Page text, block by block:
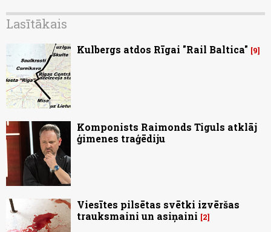
Lasītākais
Kulbergs atdos Rīgai "Rail Baltica" 9
Komponists Raimonds Tiguls atklāj
ģimenes traģēdiju
Viesītes pilsētas svētki izvēršas
trauksmaini un asiņaini
2